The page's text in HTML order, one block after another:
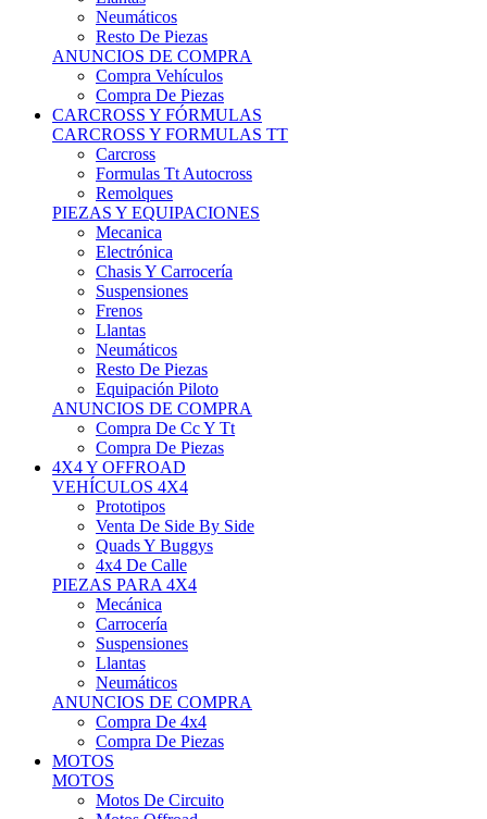
Neumáticos
Resto De Piezas
ANUNCIOS DE COMPRA
Compra Vehículos
Compra De Piezas
CARCROSS Y FÓRMULAS
CARCROSS Y FORMULAS TT
Carcross
Formulas Tt Autocross
Remolques
PIEZAS Y EQUIPACIONES
Mecanica
Electrónica
Chasis Y Carrocería
Suspensiones
Frenos
Llantas
Neumáticos
Resto De Piezas
Equipación Piloto
ANUNCIOS DE COMPRA
Compra De Cc Y Tt
Compra De Piezas
4X4 Y OFFROAD
VEHÍCULOS 4X4
Prototipos
Venta De Side By Side
Quads Y Buggys
4x4 De Calle
PIEZAS PARA 4X4
Mecánica
Carrocería
Suspensiones
Llantas
Neumáticos
ANUNCIOS DE COMPRA
Compra De 4x4
Compra De Piezas
MOTOS
MOTOS
Motos De Circuito